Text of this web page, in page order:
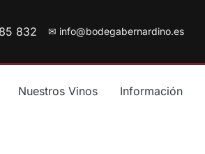
832 ✉ info@bodegabernardino.es
Nuestros Vinos Información